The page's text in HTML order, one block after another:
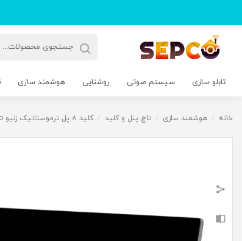
تابلو سازی سیستم صوتی روشنایی هوشمند سازی
خانه / هوشمند سازی / تاچ پنل و کلید / کلید ۸ پل ترموستاتیک زنیو Zennio مدل TMDPبا فریم PVC